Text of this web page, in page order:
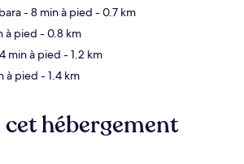
- 8 min à pied - 0.7 km
à pied - 0.8 km
min à pied - 1.2 km
à pied - 1.4 km
hébergement